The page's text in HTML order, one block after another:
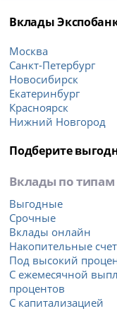
Вклады
Москва
Санкт-Петербург
Новосибирск
Екатеринбург
Красноярск
Нижний Новгород
Подберите
Вклады по типам
Выгодные
Срочные
Вклады онлайн
Накопительные
Под высокий
С ежемесячной
процентов
С капитализацией